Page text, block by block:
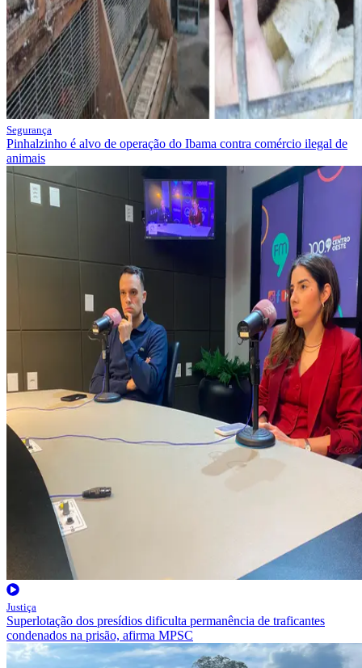
Segurança
Pinhalzinho é alvo de operação do Ibama contra comércio ilegal de
animais
Justiça
Superlotação dos presídios dificulta permanência de traficantes
condenados na prisão, afirma MPSC